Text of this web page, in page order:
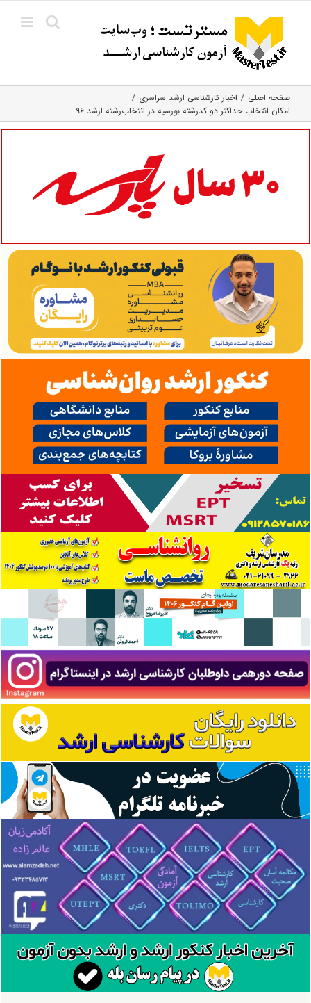
content
صفحه اصلی
اخبار کارشناسی ارشد سراسری
امکان انتخاب حداکثر دو کدرشته بورسیه در انتخاب‌رشته ارشد ۹۶